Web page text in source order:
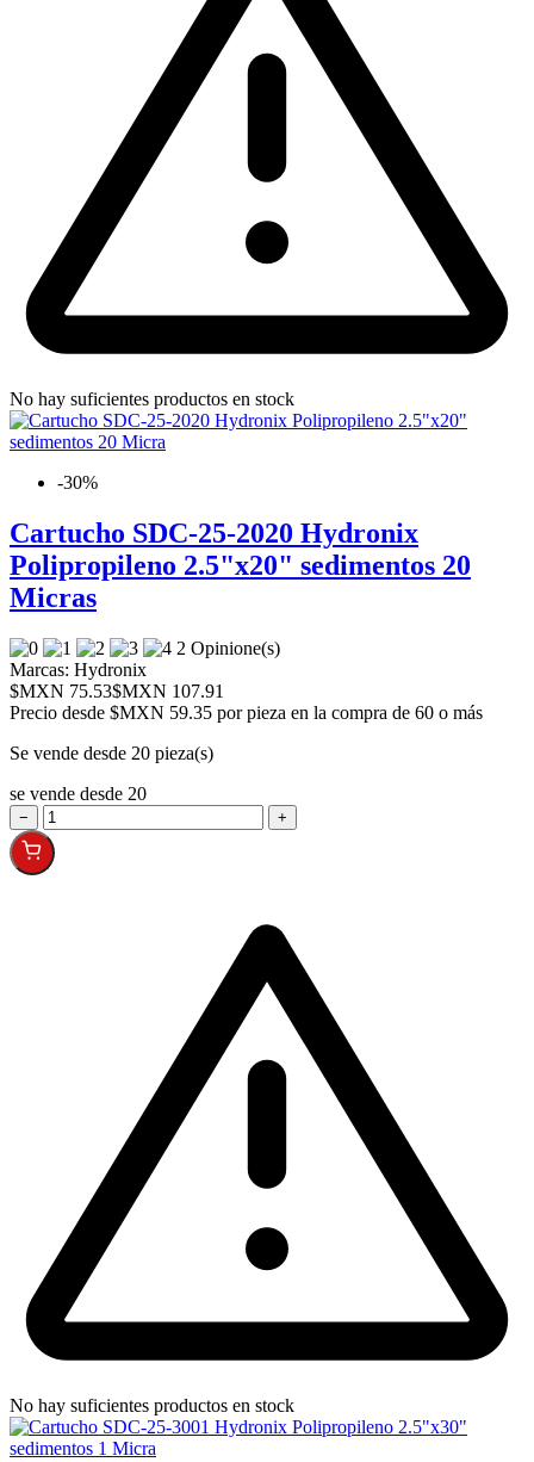
No hay suficientes productos en stock
-30%
Cartucho SDC-25-2020 Hydronix
Polipropileno 2.5"x20" sedimentos 20
Micras
2 Opinione(s)
Marcas: Hydronix
$MXN 75.53$MXN 107.91
Precio desde $MXN 59.35 por pieza en la compra de 60 o más
Se vende desde 20 pieza(s)
se vende desde 20
− +
No hay suficientes productos en stock